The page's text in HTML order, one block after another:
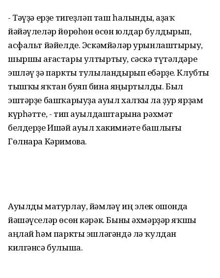
- Тәүҙә ерҙе тигеҙләп таш һалынды, аҙаҡ
йәйәүлеләр йөрөһөн өсөн юлдар булдырып,
асфальт йәйелде. Эскәмйәләр урынлаштырыу,
шыршы ағастары ултыртыу, сәскә түтәлдәре
эшләү ҙә паркты тулыландырып ебәрҙе. Клубты
тышҡы яҡтан буяп бина яңыртылды. Был
эштәрҙе башҡарыуҙа ауыл халҡы ла ҙур ярҙам
күрһәтте, - тип ауылдаштарына рәхмәт
белдерҙе Ишәй ауыл хакимиәте башлығы
Гөлнара Кәримова.
Ауылды матурлау, йәмләү иң элек ошонда
йәшәүселәр өсөн кәрәк. Быны әхмәрҙәр яҡшы
аңлай һәм паркты эшләгәндә лә ҡулдан
килгәнсә булыша.